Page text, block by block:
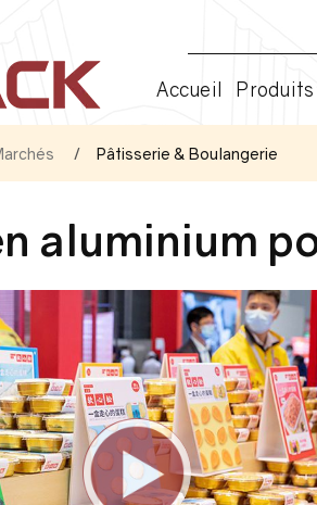
Accueil Produits
Pâtisserie & Boulangerie
aluminium